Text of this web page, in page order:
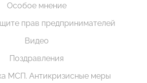
Особое мнение
прав предпринимателей
Видео
Поздравления
МСП. Антикризисные меры